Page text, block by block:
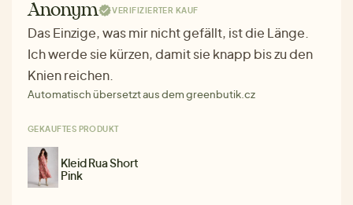
Anonym VERIFIZIERTER KAUF
Das Einzige, was mir nicht gefällt, ist die Länge.
Ich werde sie kürzen, damit sie knapp bis zu den
Knien reichen.
Automatisch übersetzt aus dem greenbutik.cz
GEKAUFTES PRODUKT
Kleid Rua Short
Pink